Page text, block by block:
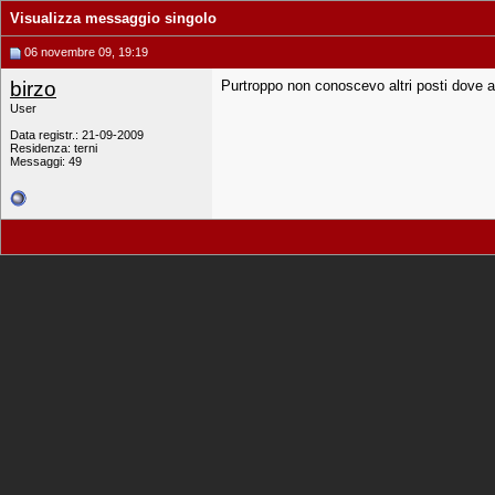
Visualizza messaggio singolo
06 novembre 09, 19:19
birzo
User
Data registr.: 21-09-2009
Residenza: terni
Messaggi: 49
Purtroppo non conoscevo altri posti dove